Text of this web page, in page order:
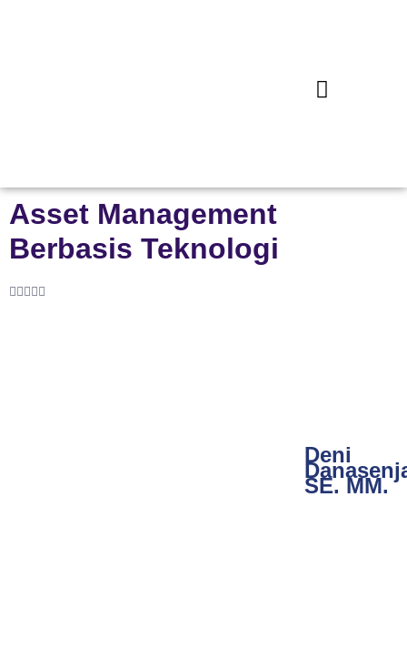
Asset Management
Berbasis Teknologi
    
Deni
SE. MM.